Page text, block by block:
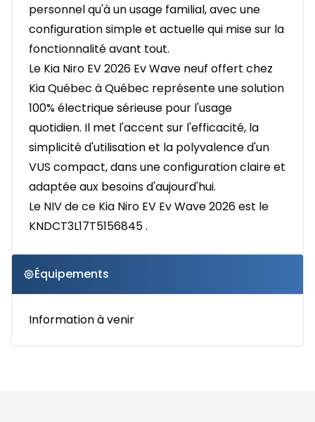
personnel qu'à un usage familial, avec une
configuration simple et actuelle qui mise sur la
fonctionnalité avant tout.
Le Kia Niro EV 2026 Ev Wave neuf offert chez
Kia Québec à Québec représente une solution
100% électrique sérieuse pour l'usage
quotidien. Il met l'accent sur l'efficacité, la
simplicité d'utilisation et la polyvalence d'un
VUS compact, dans une configuration claire et
adaptée aux besoins d'aujourd'hui.
Le NIV de ce Kia Niro EV Ev Wave 2026 est le
KNDCT3L17T5156845 .
Équipements
Information à venir